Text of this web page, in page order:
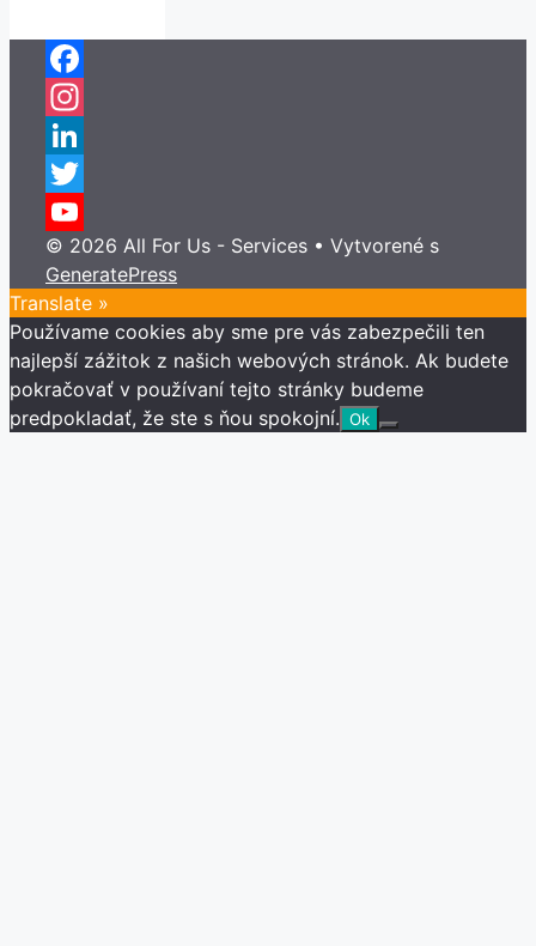
Facebook
Instagram
LinkedIn
Twitter
YouTube
Channel
© 2026 All For Us - Services • Vytvorené s
GeneratePress
Translate »
Používame cookies aby sme pre vás zabezpečili ten
najlepší zážitok z našich webových stránok. Ak budete
pokračovať v používaní tejto stránky budeme
predpokladať, že ste s ňou spokojní. Ok